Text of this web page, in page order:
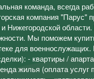
команда, всегда
компания "Парус"
Нижегородской
Мы поможем
для
- квартиры /
жилья (оплата услуг